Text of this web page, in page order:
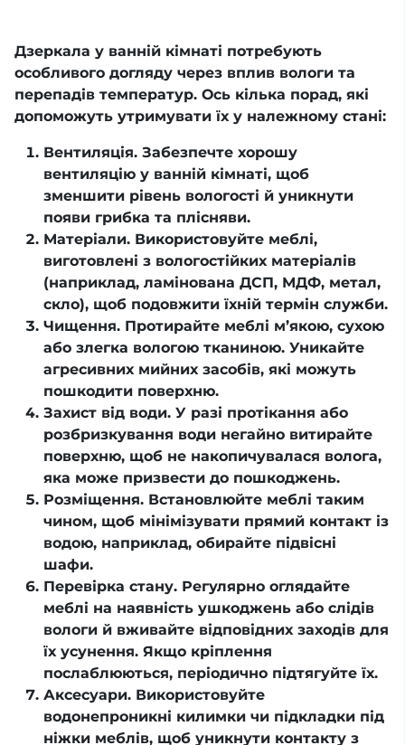
Дзеркала у ванній кімнаті потребують
особливого догляду через вплив вологи та
перепадів температур. Ось кілька порад, які
допоможуть утримувати їх у належному стані:
Вентиляція. Забезпечте хорошу
вентиляцію у ванній кімнаті, щоб
зменшити рівень вологості й уникнути
появи грибка та плісняви.
Матеріали. Використовуйте меблі,
виготовлені з вологостійких матеріалів
(наприклад, ламінована ДСП, МДФ, метал,
скло), щоб подовжити їхній термін служби.
Чищення. Протирайте меблі м’якою, сухою
або злегка вологою тканиною. Уникайте
агресивних мийних засобів, які можуть
пошкодити поверхню.
Захист від води. У разі протікання або
розбризкування води негайно витирайте
поверхню, щоб не накопичувалася волога,
яка може призвести до пошкоджень.
Розміщення. Встановлюйте меблі таким
чином, щоб мінімізувати прямий контакт із
водою, наприклад, обирайте підвісні
шафи.
Перевірка стану. Регулярно оглядайте
меблі на наявність ушкоджень або слідів
вологи й вживайте відповідних заходів для
їх усунення. Якщо кріплення
послаблюються, періодично підтягуйте їх.
Аксесуари. Використовуйте
водонепроникні килимки чи підкладки під
ніжки меблів, щоб уникнути контакту з